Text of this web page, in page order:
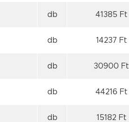
db 41385 Ft
db 14237 Ft
db 30900 Ft
db 44216 Ft
db 15182 Ft